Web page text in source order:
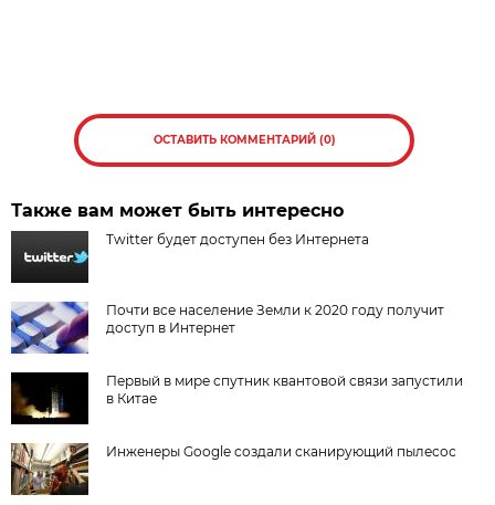
ОСТАВИТЬ КОММЕНТАРИЙ (0)
Также вам может быть интересно
Twitter будет доступен без Интернета
Почти все население Земли к 2020 году получит
доступ в Интернет
Первый в мире спутник квантовой связи запустили
в Китае
Инженеры Google создали сканирующий пылесос